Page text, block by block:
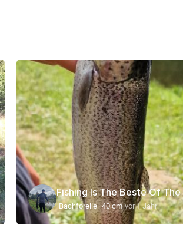
Fishing Is The Beste Of
Bachforelle 40 cm vor 1 Jahr